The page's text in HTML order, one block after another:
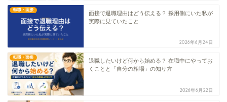
転職・面接
面接で退職理由はどう伝える？ 採用側にいた私が
実際に見ていたこと
2026年6月24日
転職・面接
退職したいけど何から始める？ 在職中にやってお
くことと「自分の相場」の知り方
2026年6月22日